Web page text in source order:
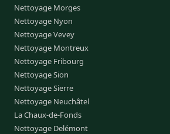
Nettoyage Morges
Nettoyage Nyon
Nettoyage Vevey
Nettoyage Montreux
Nettoyage Fribourg
Nettoyage Sion
Nettoyage Sierre
Nettoyage Neuchâtel
La Chaux-de-Fonds
Nettoyage Delémont